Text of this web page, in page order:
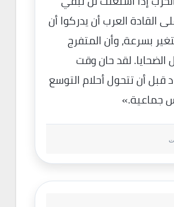
القادة العرب أن يدركوا أن
بسرعة، وأن المتفرج
لقد حان وقت
قبل أن تتحول أحلام التوسع
جماعية.»